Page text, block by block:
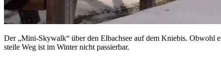
Der „Mini-Skywalk“ über den Elbachsee auf dem Kniebis. Obwohl
steile Weg ist im Winter nicht passierbar.